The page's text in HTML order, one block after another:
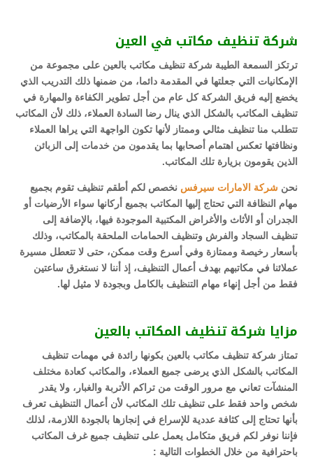
شركة تنظيف مكاتب في العين
ترتكز السمعة الطيبة شركة تنظيف مكاتب بالعين على مجموعة من
الإمكانيات التي جعلتها في المقدمة دائما، من ضمنها ذلك التدريب الذي
يخضع إليه فريق الشركة كل عام من أجل تطوير الكفاءة والمهارة في
تنظيف المكاتب بالشكل الذي ينال رضا السادة العملاء، ذلك لأن المكاتب
تتطلب منا تنظيف مثالي وممتاز لأنها تكون الواجهة التي يراها العملاء
ونظافتها تعكس اهتمام أصحابها بما يقدمون من خدمات إلى الزبائن
الذين يقومون بزيارة تلك المكاتب.
نحن شركة الامارات سيرفس نخصص لكم أطقم تنظيف تقوم بجميع
مهام النظافة التي تحتاج إليها المكاتب بجميع أركانها سواء الأرضيات أو
الجدران أو الأثاث والأغراض المكتبية الموجودة فيها، بالإضافة إلى
تنظيف السجاد والفرش وتنظيف الحمامات الملحقة بالمكاتب، وذلك
بأسعار رخيصة وممتازة وفي أسرع وقت ممكن، حتى لا تتعطل مسيرة
عملائنا في مكاتبهم بهدف أعمال التنظيف، إذ أننا لا نستغرق ساعتين
فقط من أجل إنهاء مهام التنظيف بالكامل وبجودة لا مثيل لها.
مزايا شركة تنظيف المكاتب بالعين
تمتاز شركة تنظيف مكاتب بالعين بكونها رائدة في مهمات تنظيف
المكاتب بالشكل الذي يرضى جميع العملاء، والمكاتب كعادة مختلف
المنشآت تعاني مع مرور الوقت من تراكم الأتربة والغبار، ولا يقدر
شخص واحد فقط على تنظيف تلك المكاتب لأن أعمال التنظيف تعرف
بأنها تحتاج إلى كثافة عددية للإسراع في إنجازها بالجودة اللازمة، لذلك
فإننا نوفر لكم فريق متكامل يعمل على تنظيف جميع غرف المكاتب
باحترافية من خلال الخطوات التالية :